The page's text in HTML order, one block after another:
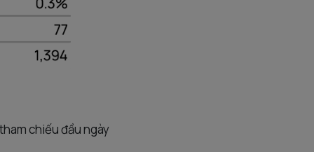
chiếu đầu ngày